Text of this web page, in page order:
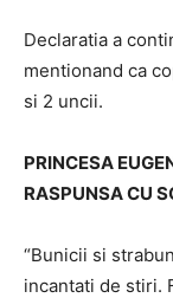
Declaratia a
mentionand ca
si 2 uncii.
PRINCESA
RASPUNSA CU
“Bunicii si
incantati de stiri.